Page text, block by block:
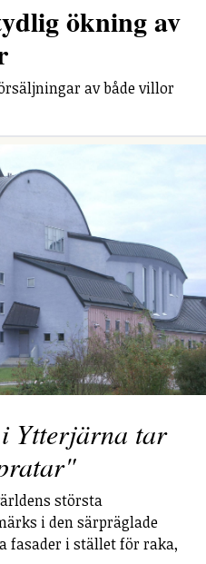
ökning av
av både villor
Ytterjärna tar
största
i den särpräglade
fasader i stället för raka,